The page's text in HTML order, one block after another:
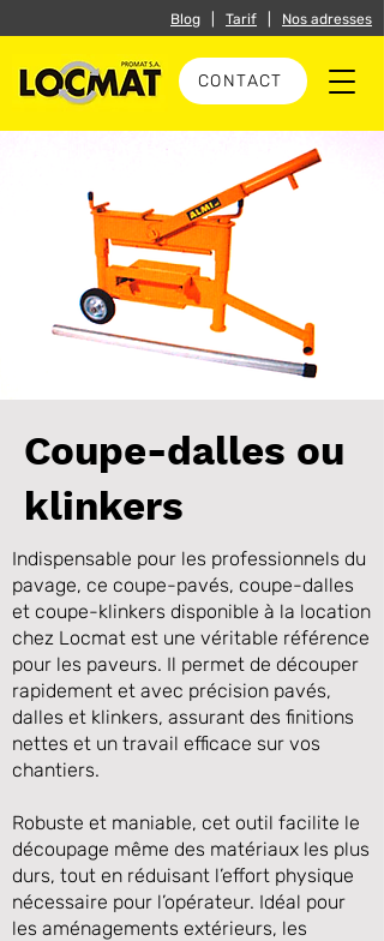
CONTACT
Blog Tarif Nos adresses
Précédente Suivante
Coupe-dalles ou
klinkers
Indispensable pour les professionnels du
pavage, ce coupe-pavés, coupe-dalles
et coupe-klinkers disponible à la location
chez Locmat est une véritable référence
pour les paveurs. Il permet de découper
rapidement et avec précision pavés,
dalles et klinkers, assurant des finitions
nettes et un travail efficace sur vos
chantiers.
Robuste et maniable, cet outil facilite le
découpage même des matériaux les plus
durs, tout en réduisant l’effort physique
nécessaire pour l’opérateur. Idéal pour
les aménagements extérieurs, les